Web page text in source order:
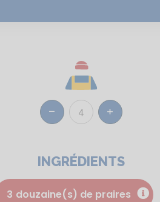
Réduire 4 Augmenter
INGRÉDIENTS
3 douzaine(s) de praires